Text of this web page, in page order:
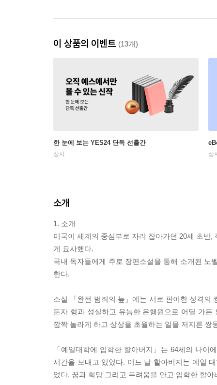
이 상품의 이벤트 (13개)
한 눈에 보는 YES24 단독 선출간
상시 상
소개
1. 소개
미국이 세계의 중심부로 자리 잡아가던 20세 초반
게 묘사했다.
국내 독자들에게 주로 장편소설을 통해 소개된 노
한다.
소설 「완전 범죄의 늪」에는 서로 판이한 성격의
둔자 형과 성실하고 유능한 은행원으로 어딜 가
깜짝 놀라게 하고 상상을 초월하는 일을 저지른 쌍
「예일대학에 입학한 할아버지」는 64세의 나
시간을 보내고 있었다. 어느 날 할아버지는 예일
었다. 꿈과 희망 그리고 두려움을 안고 입학한 할